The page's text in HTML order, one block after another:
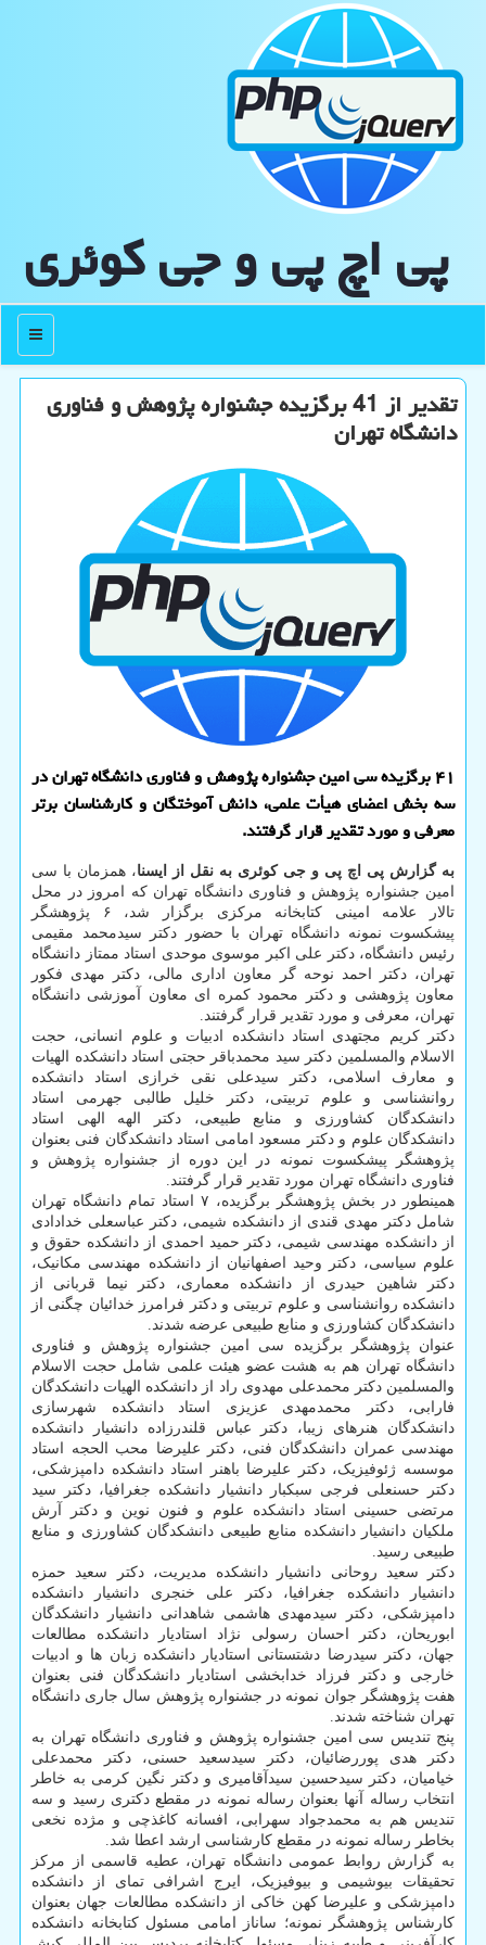
پی اچ پی و جی كوئری
منو
تقدیر از 41 برگزیده جشنواره پژوهش و فناوری
دانشگاه تهران
۴۱ برگزیده سی امین جشنواره پژوهش و فناوری دانشگاه تهران در
سه بخش اعضای هیأت علمی، دانش آموختگان و کارشناسان برتر
معرفی و مورد تقدیر قرار گرفتند.
به گزارش پی اچ پی و جی کوئری به نقل از ایسنا، همزمان با سی
امین جشنواره پژوهش و فناوری دانشگاه تهران که امروز در محل
تالار علامه امینی کتابخانه مرکزی برگزار شد، ۶ پژوهشگر
پیشکسوت نمونه دانشگاه تهران با حضور دکتر سیدمحمد مقیمی
رئیس دانشگاه، دکتر علی اکبر موسوی موحدی استاد ممتاز دانشگاه
تهران، دکتر احمد نوحه گر معاون اداری مالی، دکتر مهدی فکور
معاون پژوهشی و دکتر محمود کمره ای معاون آموزشی دانشگاه
تهران، معرفی و مورد تقدیر قرار گرفتند.
دکتر کریم مجتهدی استاد دانشکده ادبیات و علوم انسانی، حجت
الاسلام والمسلمین دکتر سید محمدباقر حجتی استاد دانشکده الهیات
و معارف اسلامی، دکتر سیدعلی نقی خرازی استاد دانشکده
روانشناسی و علوم تربیتی، دکتر خلیل طالبی جهرمی استاد
دانشکدگان کشاورزی و منابع طبیعی، دکتر الهه الهی استاد
دانشکدگان علوم و دکتر مسعود امامی استاد دانشکدگان فنی بعنوان
پژوهشگر پیشکسوت نمونه در این دوره از جشنواره پژوهش و
فناوری دانشگاه تهران مورد تقدیر قرار گرفتند.
همینطور در بخش پژوهشگر برگزیده، ۷ استاد تمام دانشگاه تهران
شامل دکتر مهدی قندی از دانشکده شیمی، دکتر عباسعلی خدادادی
از دانشکده مهندسی شیمی، دکتر حمید احمدی از دانشکده حقوق و
علوم سیاسی، دکتر وحید اصفهانیان از دانشکده مهندسی مکانیک،
دکتر شاهین حیدری از دانشکده معماری، دکتر نیما قربانی از
دانشکده روانشناسی و علوم تربیتی و دکتر فرامرز خدائیان چگنی از
دانشکدگان کشاورزی و منابع طبیعی عرضه شدند.
عنوان پژوهشگر برگزیده سی امین جشنواره پژوهش و فناوری
دانشگاه تهران هم به هشت عضو هیئت علمی شامل حجت الاسلام
والمسلمین دکتر محمدعلی مهدوی راد از دانشکده الهیات دانشکدگان
فارابی، دکتر محمدمهدی عزیزی استاد دانشکده شهرسازی
دانشکدگان هنرهای زیبا، دکتر عباس قلندرزاده دانشیار دانشکده
مهندسی عمران دانشکدگان فنی، دکتر علیرضا محب الحجه استاد
موسسه ژئوفیزیک، دکتر علیرضا باهنر استاد دانشکده دامپزشکی،
دکتر حسنعلی فرجی سبکبار دانشیار دانشکده جغرافیا، دکتر سید
مرتضی حسینی استاد دانشکده علوم و فنون نوین و دکتر آرش
ملکیان دانشیار دانشکده منابع طبیعی دانشکدگان کشاورزی و منابع
طبیعی رسید.
دکتر سعید روحانی دانشیار دانشکده مدیریت، دکتر سعید حمزه
دانشیار دانشکده جغرافیا، دکتر علی خنجری دانشیار دانشکده
دامپزشکی، دکتر سیدمهدی هاشمی شاهدانی دانشیار دانشکدگان
ابوریحان، دکتر احسان رسولی نژاد استادیار دانشکده مطالعات
جهان، دکتر سیدرضا دشتستانی استادیار دانشکده زبان ها و ادبیات
خارجی و دکتر فرزاد خدابخشی استادیار دانشکدگان فنی بعنوان
هفت پژوهشگر جوان نمونه در جشنواره پژوهش سال جاری دانشگاه
تهران شناخته شدند.
پنج تندیس سی امین جشنواره پژوهش و فناوری دانشگاه تهران به
دکتر هدی پوررضائیان، دکتر سیدسعید حسنی، دکتر محمدعلی
خیامیان، دکتر سیدحسین سیدآقامیری و دکتر نگین کرمی به خاطر
انتخاب رساله آنها بعنوان رساله نمونه در مقطع دکتری رسید و سه
تندیس هم به محمدجواد سهرابی، افسانه کاغذچی و مژده نخعی
بخاطر رساله نمونه در مقطع کارشناسی ارشد اعطا شد.
به گزارش روابط عمومی دانشگاه تهران، عطیه قاسمی از مرکز
تحقیقات بیوشیمی و بیوفیزیک، ایرج اشرافی تمای از دانشکده
دامپزشکی و علیرضا کهن خاکی از دانشکده مطالعات جهان بعنوان
کارشناس پژوهشگر نمونه؛ ساناز امامی مسئول کتابخانه دانشکده